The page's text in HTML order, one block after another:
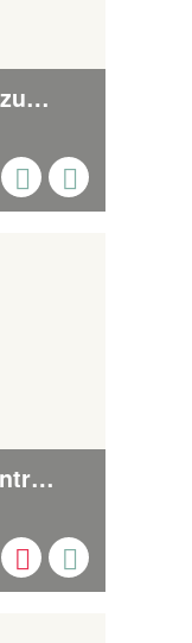
Mit Friedrich Hanisch zum eigenen Spiel
WAKE: Der Spieler kontrolliert die Zeit